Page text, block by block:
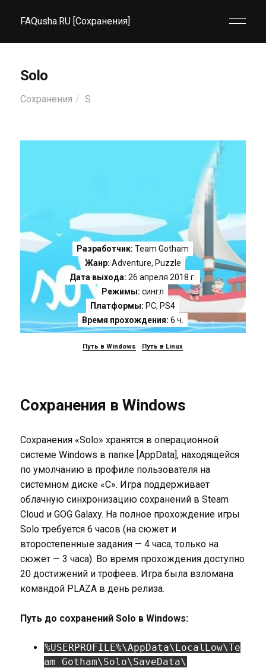
FAQusha.RU [Сохранения]
Solo
Сохранения S
Разработчик: Team Gotham
Жанр: Adventure, Puzzle
Дата выхода: 26 апреля 2018 г.
Режимы: сингл
Платформы: PC, PS4
Время прохождения: 6 ч.
Путь в Windows Путь в Linux
Сохранения в Windows
Сохранения «Solo» хранятся в операционной
системе Windows в папке [AppData], находящейся
по умолчанию в профиле пользователя на
системном диске «C». Игра поддерживает
облачную синхронизацию сохранений в Steam
Cloud и GOG Galaxy. На полное прохождение игры
Solo требуется 6 часов (на сюжет и
второстепенные задания — 4 часа, только на
сюжет — 3 часа). Во время прохождения доступно
20 достижений и трофеев. Игра была взломана
командой PLAZA в день релиза.
Путь до сохранений Solo в Windows:
%USERPROFILE%\AppData\LocalLow\Te
am Gotham\Solo\SaveData\